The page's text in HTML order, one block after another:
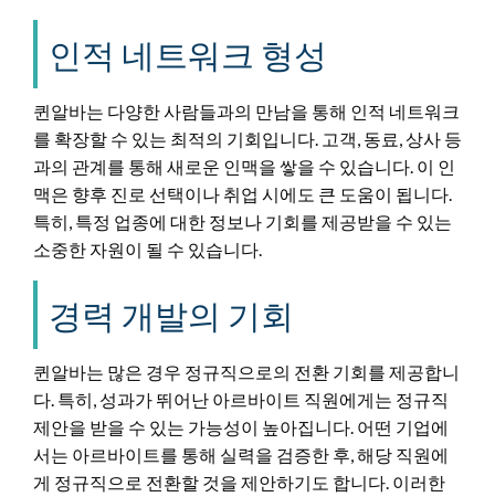
인적 네트워크 형성
퀸알바는 다양한 사람들과의 만남을 통해 인적 네트워크
를 확장할 수 있는 최적의 기회입니다. 고객, 동료, 상사 등
과의 관계를 통해 새로운 인맥을 쌓을 수 있습니다. 이 인
맥은 향후 진로 선택이나 취업 시에도 큰 도움이 됩니다.
특히, 특정 업종에 대한 정보나 기회를 제공받을 수 있는
소중한 자원이 될 수 있습니다.
경력 개발의 기회
퀸알바는 많은 경우 정규직으로의 전환 기회를 제공합니
다. 특히, 성과가 뛰어난 아르바이트 직원에게는 정규직
제안을 받을 수 있는 가능성이 높아집니다. 어떤 기업에
서는 아르바이트를 통해 실력을 검증한 후, 해당 직원에
게 정규직으로 전환할 것을 제안하기도 합니다. 이러한